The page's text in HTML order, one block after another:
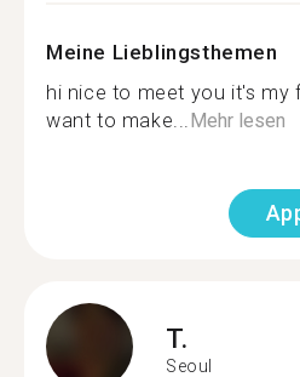
Meine Lieblingsthemen
hi nice to meet you it's my
want to make...Mehr lesen
T.
Seoul